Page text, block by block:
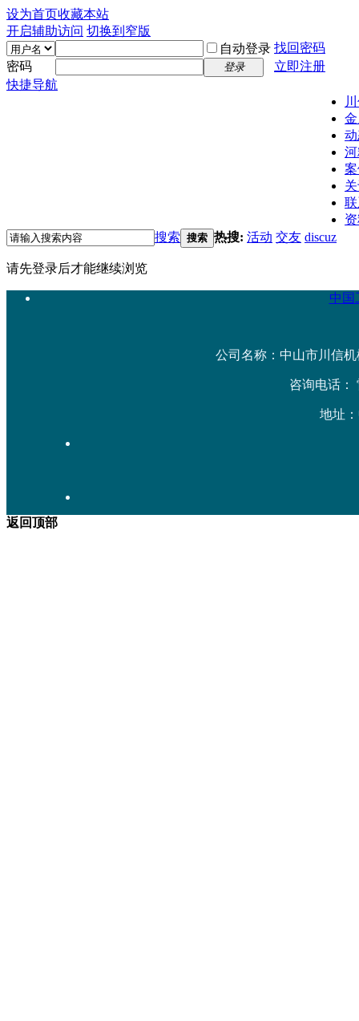
设为首页收藏本站
开启辅助访问 切换到窄版
自动登录 找回密码
密码
登录
立即注册
快捷导航
搜索 搜索 热搜: 活动 交友 discuz
请先登录后才能继续浏览
中国
公司名称：中山市川信机
咨询电话：
地址
返回顶部